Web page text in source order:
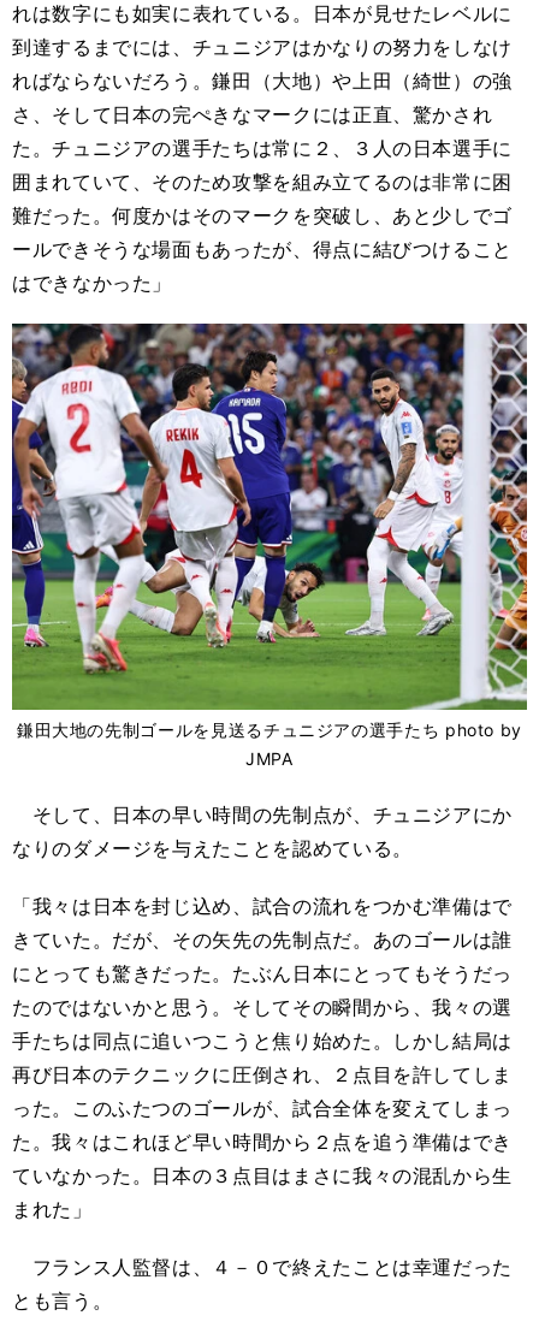
れは数字にも如実に表れている。日本が見せたレベルに
到達するまでには、チュニジアはかなりの努力をしなけ
ればならないだろう。鎌田（大地）や上田（綺世）の強
さ、そして日本の完ぺきなマークには正直、驚かされ
た。チュニジアの選手たちは常に２、３人の日本選手に
囲まれていて、そのため攻撃を組み立てるのは非常に困
難だった。何度かはそのマークを突破し、あと少しでゴ
ールできそうな場面もあったが、得点に結びつけること
はできなかった」
鎌田大地の先制ゴールを見送るチュニジアの選手たち photo by
JMPA
そして、日本の早い時間の先制点が、チュニジアにか
なりのダメージを与えたことを認めている。
「我々は日本を封じ込め、試合の流れをつかむ準備はで
きていた。だが、その矢先の先制点だ。あのゴールは誰
にとっても驚きだった。たぶん日本にとってもそうだっ
たのではないかと思う。そしてその瞬間から、我々の選
手たちは同点に追いつこうと焦り始めた。しかし結局は
再び日本のテクニックに圧倒され、２点目を許してしま
った。このふたつのゴールが、試合全体を変えてしまっ
た。我々はこれほど早い時間から２点を追う準備はでき
ていなかった。日本の３点目はまさに我々の混乱から生
まれた」
フランス人監督は、４－０で終えたことは幸運だった
とも言う。